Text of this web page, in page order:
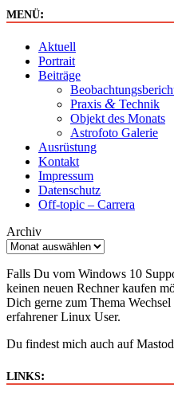
MENÜ:
Aktuell
Portrait
Beiträge
Praxis & Technik
Objekt des Monats
Astrofoto Galerie
Ausrüstung
Kontakt
Impressum
Datenschutz
Off-topic – Carrera
Archiv
Falls Du vom Windows 10
keinen neuen Rechner kaufen
Dich gerne zum Thema
erfahrener Linux User.
Du findest mich auch auf
LINKS: